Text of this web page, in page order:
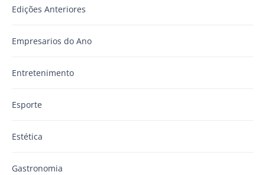
Edições Anteriores
Empresarios do Ano
Entretenimento
Esporte
Estética
Gastronomia